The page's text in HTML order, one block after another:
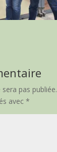
pas publiée.
avec *